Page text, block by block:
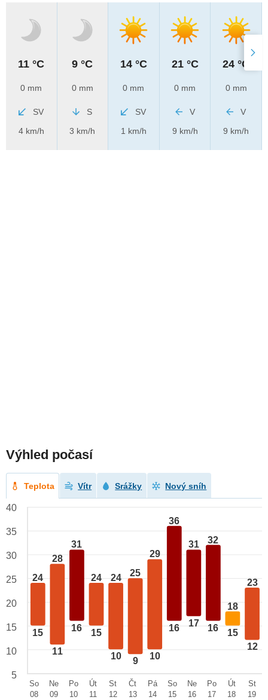
11 °C
0 mm
SV
4 km/h
9 °C
0 mm
S
3 km/h
14 °C
0 mm
SV
1 km/h
21 °C
0 mm
V
9 km/h
24 °C
0 mm
V
9 km/h
Výhled počasí
Teplota Vítr Srážky Nový sníh
24
15
28
11
31
16
24
15
24
10
25
9
29
10
36
16
31
17
32
16
18
15
23
12
40
35
30
25
20
15
10
5
So
08
Ne
09
Po
10
Út
11
St
12
Čt
13
Pá
14
So
15
Ne
16
Po
17
Út
18
St
19